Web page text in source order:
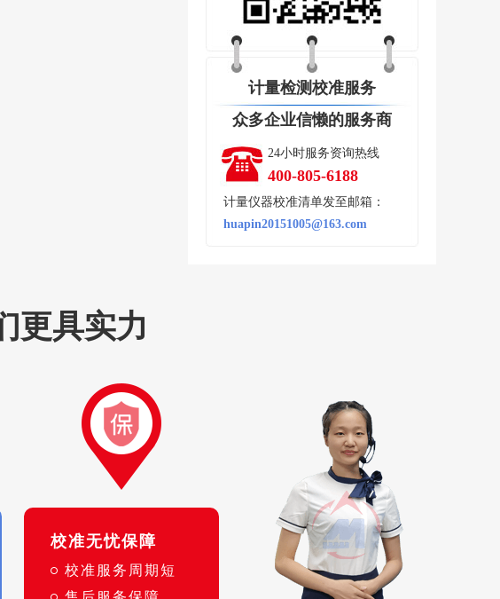
计量检测校准服务
众多企业信懒的服务商
24小时服务资询热线
400-805-6188
计量仪器校准清单发至邮箱：
huapin20151005@163.com
更具实力
校准无忧保障
校准服务周期短